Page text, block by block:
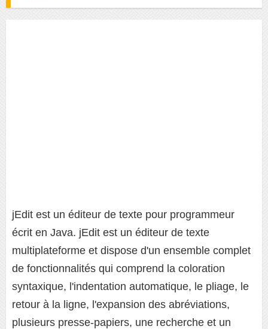
jEdit est un éditeur de texte pour programmeur
écrit en Java. jEdit est un éditeur de texte
multiplateforme et dispose d'un ensemble complet
de fonctionnalités qui comprend la coloration
syntaxique, l'indentation automatique, le pliage, le
retour à la ligne, l'expansion des abréviations,
plusieurs presse-papiers, une recherche et un